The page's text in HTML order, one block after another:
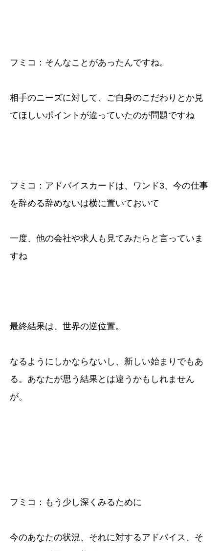
フミコ：そんなことがあったんですね。
相手のニーズに対して、ご自身のこだわりとか見
てほしいポイントが違っていたのが問題ですね
フミコ：アドバイスカードは、ワンド3、今の仕事
を辞める辞めないは横に置いておいて
一度、他の会社や求人も見てみたらと言っていま
すね
最終結果は、世界の逆位置。
なるようにしかならないし、新しい始まりでもあ
る。あなたが思う結果とは違うかもしれません
が。
フミコ：もう少し深くみるために
今のあなたの状況、それに対するアドバイス、そ